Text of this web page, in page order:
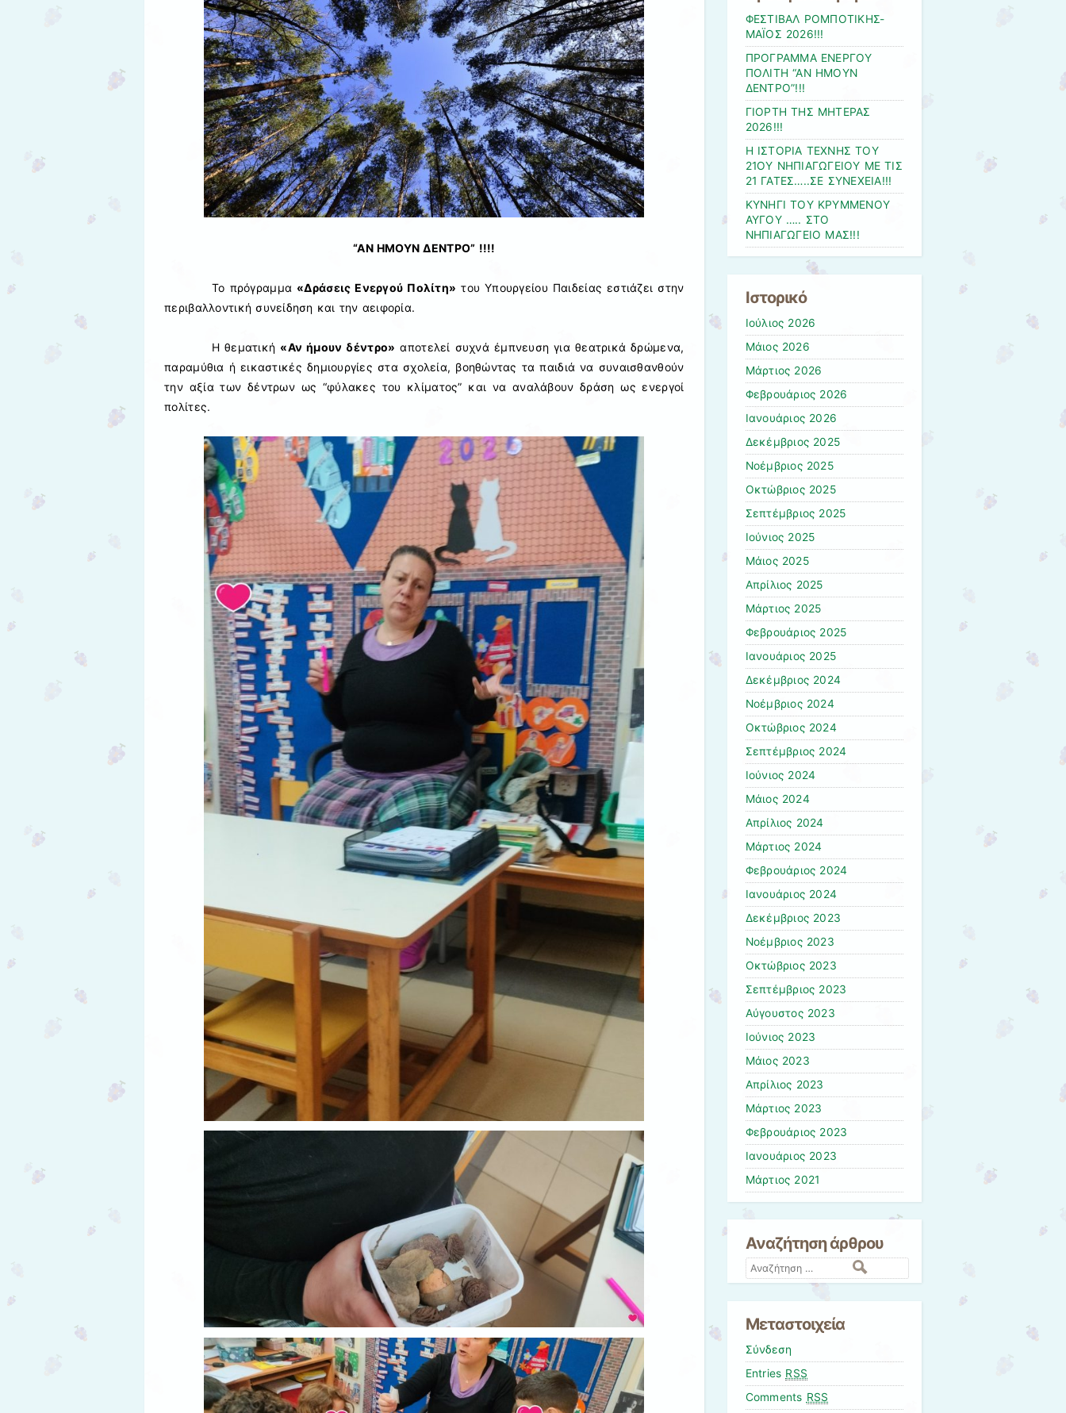
“ΑΝ ΗΜΟΥΝ ΔΕΝΤΡΟ” !!!!
Το πρόγραμμα «Δράσεις Ενεργού Πολίτη» του Υπουργείου Παιδείας εστιάζει στην
περιβαλλοντική συνείδηση και την αειφορία.
Η θεματική «Αν ήμουν δέντρο» αποτελεί συχνά έμπνευση για θεατρικά δρώμενα,
παραμύθια ή εικαστικές δημιουργίες στα σχολεία, βοηθώντας τα παιδιά να συναισθανθούν
την αξία των δέντρων ως “φύλακες του κλίματος” και να αναλάβουν δράση ως ενεργοί
πολίτες.
ΦΕΣΤΙΒΑΛ ΡΟΜΠΟΤΙΚΗΣ-
ΜΑΪΟΣ 2026!!!
ΠΡΟΓΡΑΜΜΑ ΕΝΕΡΓΟΥ
ΠΟΛΙΤΗ “ΑΝ ΗΜΟΥΝ
ΔΕΝΤΡΟ”!!!
ΓΙΟΡΤΗ ΤΗΣ ΜΗΤΕΡΑΣ
2026!!!
Η ΙΣΤΟΡΙΑ ΤΕΧΝΗΣ ΤΟΥ
21ΟΥ ΝΗΠΙΑΓΩΓΕΙΟΥ ΜΕ ΤΙΣ
21 ΓΑΤΕΣ…..ΣΕ ΣΥΝΕΧΕΙΑ!!!
ΚΥΝΗΓΙ ΤΟΥ ΚΡΥΜΜΕΝΟΥ
ΑΥΓΟΥ ….. ΣΤΟ
ΝΗΠΙΑΓΩΓΕΙΟ ΜΑΣ!!!
Ιστορικό
Ιούλιος 2026
Μάιος 2026
Μάρτιος 2026
Φεβρουάριος 2026
Ιανουάριος 2026
Δεκέμβριος 2025
Νοέμβριος 2025
Οκτώβριος 2025
Σεπτέμβριος 2025
Ιούνιος 2025
Μάιος 2025
Απρίλιος 2025
Μάρτιος 2025
Φεβρουάριος 2025
Ιανουάριος 2025
Δεκέμβριος 2024
Νοέμβριος 2024
Οκτώβριος 2024
Σεπτέμβριος 2024
Ιούνιος 2024
Μάιος 2024
Απρίλιος 2024
Μάρτιος 2024
Φεβρουάριος 2024
Ιανουάριος 2024
Δεκέμβριος 2023
Νοέμβριος 2023
Οκτώβριος 2023
Σεπτέμβριος 2023
Αύγουστος 2023
Ιούνιος 2023
Μάιος 2023
Απρίλιος 2023
Μάρτιος 2023
Φεβρουάριος 2023
Ιανουάριος 2023
Μάρτιος 2021
Αναζήτηση άρθρου
Αναζήτηση
Μεταστοιχεία
Σύνδεση
Entries RSS
Comments RSS